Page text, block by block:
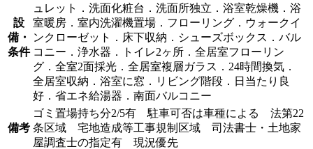
設
備・
条件
ュレット．洗面化粧台．洗面所独立．浴室乾燥機．浴
室暖房．室内洗濯機置場．フローリング．ウォークイ
ンクローゼット．床下収納．シューズボックス．バル
コニー．浄水器．トイレ2ヶ所．全居室フローリン
グ．全室2面採光．全居室複層ガラス．24時間換気．
全居室収納．浴室に窓．リビング階段．日当たり良
好．省エネ給湯器．南面バルコニー
備考
ゴミ置場持ち分2/5有 駐車可否は車種による 法第22
条区域 宅地造成等工事規制区域 司法書士・土地家
屋調査士の指定有 現況優先